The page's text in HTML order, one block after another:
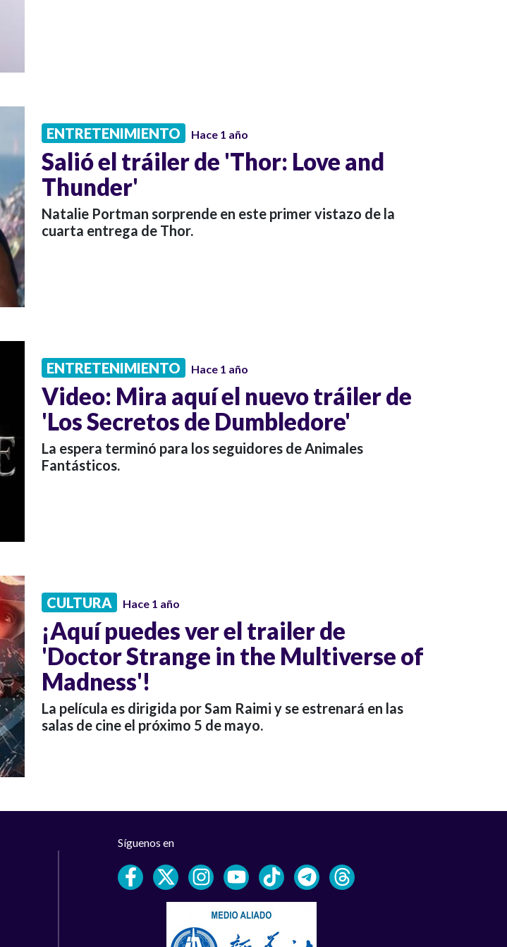
ENTRETENIMIENTO Hace 1 año
Salió el tráiler de 'Thor: Love and
Thunder'
Natalie Portman sorprende en este primer vistazo de la
cuarta entrega de Thor.
ENTRETENIMIENTO Hace 1 año
Video: Mira aquí el nuevo tráiler de
'Los Secretos de Dumbledore'
La espera terminó para los seguidores de Animales
Fantásticos.
CULTURA Hace 1 año
¡Aquí puedes ver el trailer de
'Doctor Strange in the Multiverse of
Madness'!
La película es dirigida por Sam Raimi y se estrenará en las
salas de cine el próximo 5 de mayo.
Síguenos en